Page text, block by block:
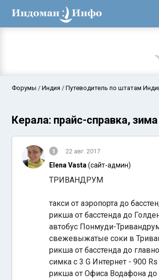
Форумы Индия Путеводитель по штатам
Керала: прайс-справка,
1 22 авг. 2017
Elena Vasta (сайт-админ)
ТРИВАНДРУМ
такси от аэропорта до
рикша от басстенда до
автобус Понмуди-
свежевыжатые соки в
рикша от басстенда до
симка с 3 G Интернет - 900 Rs
рикша от Офиса Водафона до